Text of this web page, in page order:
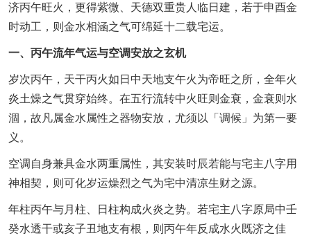
济丙午旺火，更得紫微、天德双重贵人临日建，若于申酉金
时动工，则金水相涵之气可绵延十二载宅运。
一、丙午流年气运与空调安放之玄机
岁次丙午，天干丙火如日中天地支午火为帝旺之所，全年火
炎土燥之气贯穿始终。在五行流转中火旺则金衰，金衰则水
涸，故凡属金水属性之器物安放，尤须以「调候」为第一要
义。
空调自身兼具金水两重属性，其安装时辰若能与宅主八字用
神相契，则可化岁运燥烈之气为宅中清凉生财之源。
年柱丙午与月柱、日柱构成火炎之势。若宅主八字原局中壬
癸水透干或亥子丑地支有根，则丙午年反成水火既济之佳